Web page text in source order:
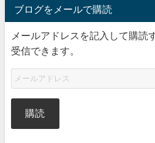
ブログをメールで購読
メールアドレスを記入して購読
受信できます。
購読